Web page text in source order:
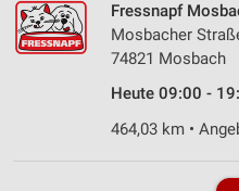
Fressnapf
Mosbacher
74821 Mosbach
Heute 09:00 -
464,03 km •